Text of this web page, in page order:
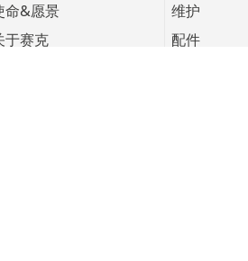
命&愿景
于赛克
维护
配件